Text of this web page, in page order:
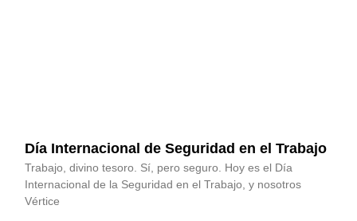
Día Internacional de Seguridad en el Trabajo
Trabajo, divino tesoro. Sí, pero seguro. Hoy es el Día
Internacional de la Seguridad en el Trabajo, y nosotros
Vértice